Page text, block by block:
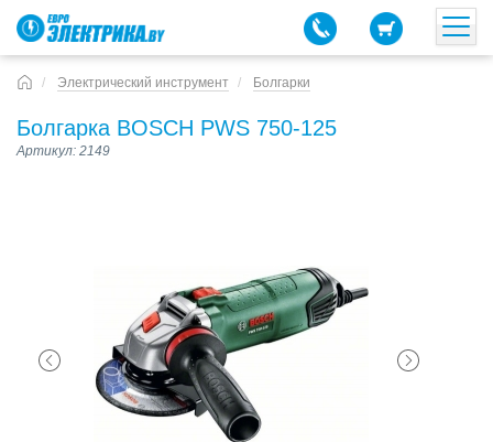
Электрический инструмент Болгарки
Болгарка BOSCH PWS 750-125
Артикул: 2149